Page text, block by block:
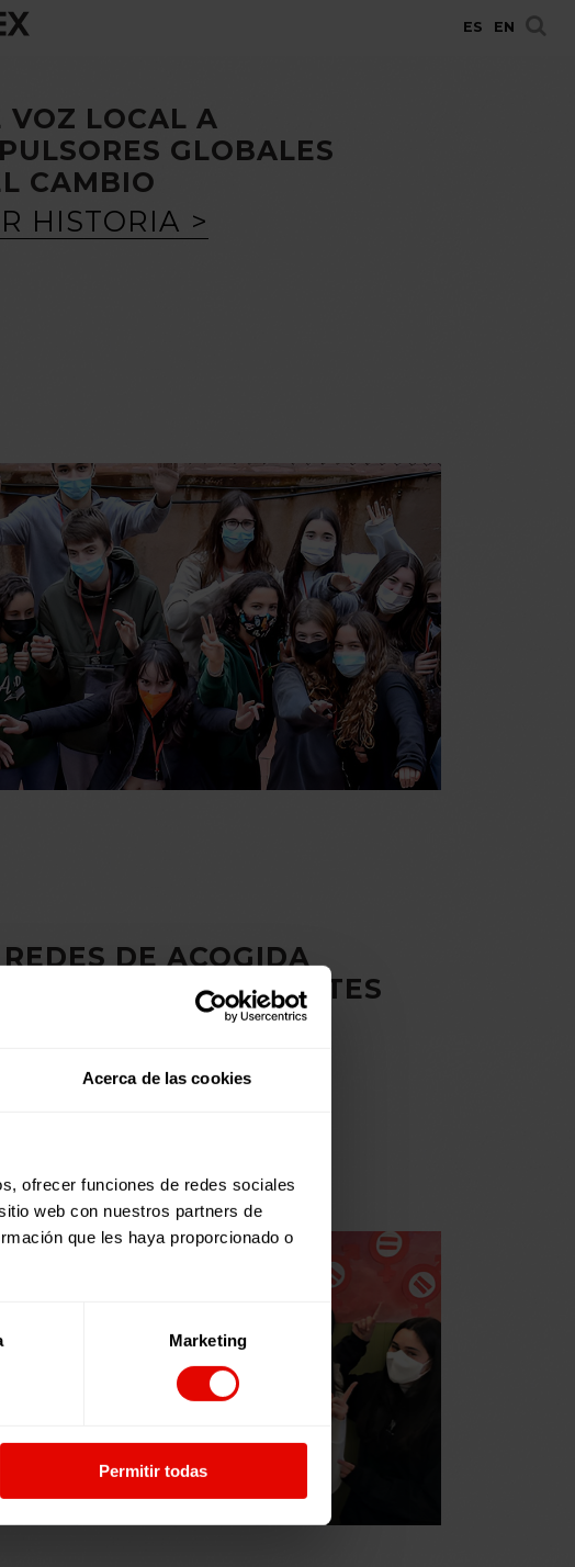
Acerca de las cookies
ofrecer funciones de redes sociales
web con nuestros partners de
que les haya proporcionado o
Marketing
Permitir todas
ES EN
VOZ LOCAL A
GLOBALES
CAMBIO
HISTORIA
DE ACOGIDA
PERSONAS MIGRANTES